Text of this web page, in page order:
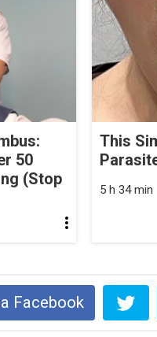
50
(Stop
This
5 h 34 min
Facebook